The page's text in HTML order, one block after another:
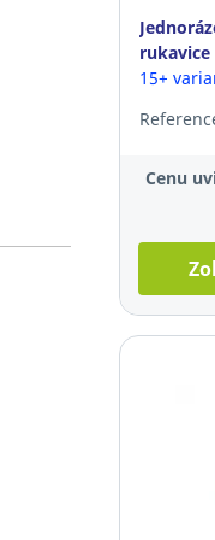
rukavice
FLEX,
15+
Cenu